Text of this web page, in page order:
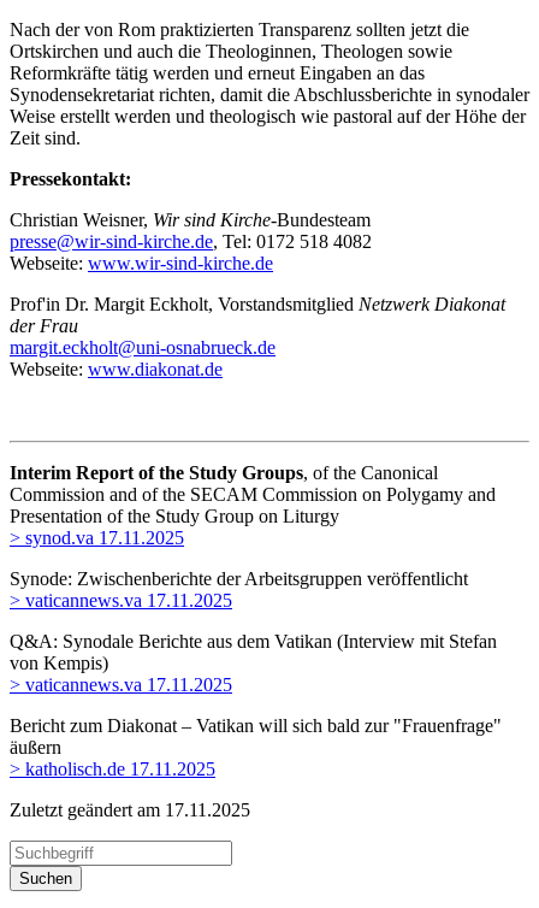
Nach der von Rom praktizierten Transparenz sollten jetzt die
Ortskirchen und auch die Theologinnen, Theologen sowie
Reformkräfte tätig werden und erneut Eingaben an das
Synodensekretariat richten, damit die Abschlussberichte in synodaler
Weise erstellt werden und theologisch wie pastoral auf der Höhe der
Zeit sind.
Pressekontakt:
Christian Weisner, Wir sind Kirche-Bundesteam
presse@wir-sind-kirche.de, Tel: 0172 518 4082
Webseite: www.wir-sind-kirche.de
Prof'in Dr. Margit Eckholt, Vorstandsmitglied Netzwerk Diakonat
der Frau
margit.eckholt@uni-osnabrueck.de
Webseite: www.diakonat.de
Interim Report of the Study Groups, of the Canonical
Commission and of the SECAM Commission on Polygamy and
Presentation of the Study Group on Liturgy
> synod.va 17.11.2025
Synode: Zwischenberichte der Arbeitsgruppen veröffentlicht
> vaticannews.va 17.11.2025
Q&A: Synodale Berichte aus dem Vatikan (Interview mit Stefan
von Kempis)
> vaticannews.va 17.11.2025
Bericht zum Diakonat – Vatikan will sich bald zur "Frauenfrage"
äußern
> katholisch.de 17.11.2025
Zuletzt geändert am 17­.11.2025
Suchen